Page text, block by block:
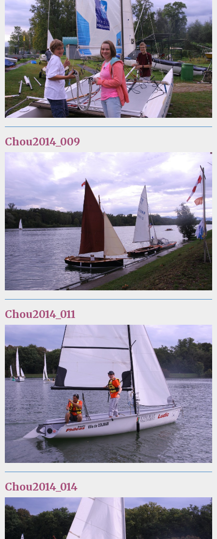
Chou2014_009
Chou2014_011
Chou2014_014